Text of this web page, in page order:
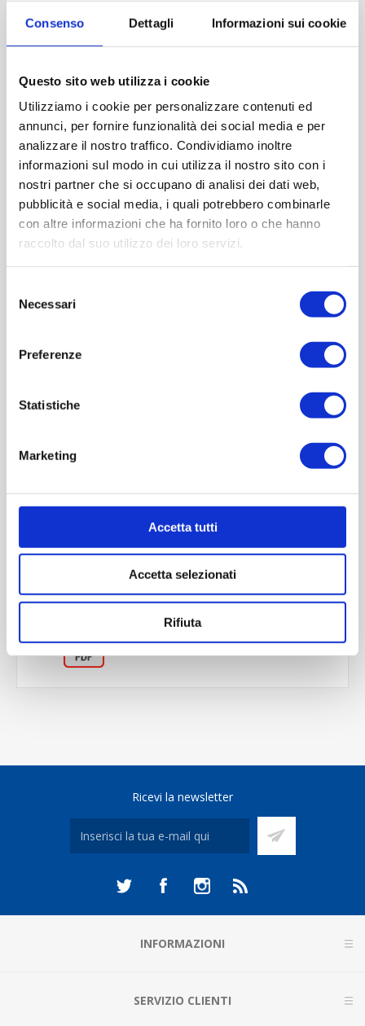
Consenso Dettagli Informazioni sui cookie
Questo sito web utilizza i cookie
Utilizziamo i cookie per personalizzare contenuti ed
annunci, per fornire funzionalità dei social media e per
analizzare il nostro traffico. Condividiamo inoltre
informazioni sul modo in cui utilizza il nostro sito con i
nostri partner che si occupano di analisi dei dati web,
pubblicità e social media, i quali potrebbero combinarle
con altre informazioni che ha fornito loro o che hanno
raccolto dal suo utilizzo dei loro servizi.
delNecessari
Preferenze
Statistiche
Marketing
Accetta tutti
Accetta selezionati
Rifiuta
Imboccatura:pp31,5 std
Capacità (ml):750
Diametro (mm):78
Altezza (mm):300
Quantità per imballo (ordine minimo 1 collo):1421
Cod.: YOU051
Please select the address you want to ship to
CONTACT US
Scheda tecnica
Ricevi la newsletter
INFORMAZIONI
SERVIZIO CLIENTI